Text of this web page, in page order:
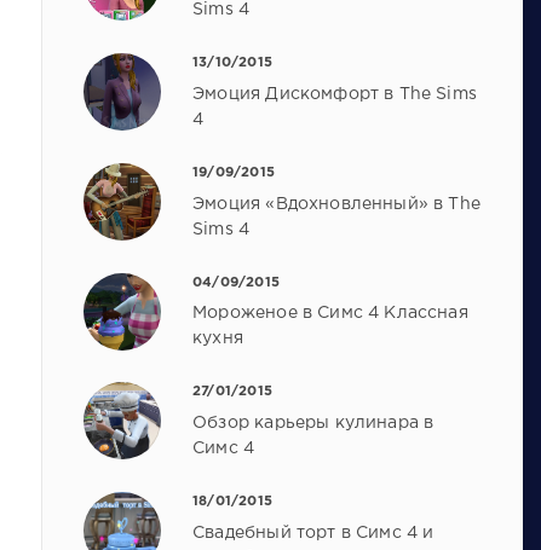
Sims 4
13/10/2015
Эмоция Дискомфорт в The Sims
4
19/09/2015
Эмоция «Вдохновленный» в The
Sims 4
04/09/2015
Мороженое в Симс 4 Классная
кухня
27/01/2015
Обзор карьеры кулинара в
Симс 4
18/01/2015
Свадебный торт в Симс 4 и